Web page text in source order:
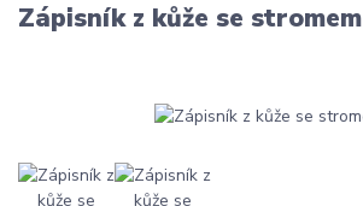
Zápisník z kůže se stromem